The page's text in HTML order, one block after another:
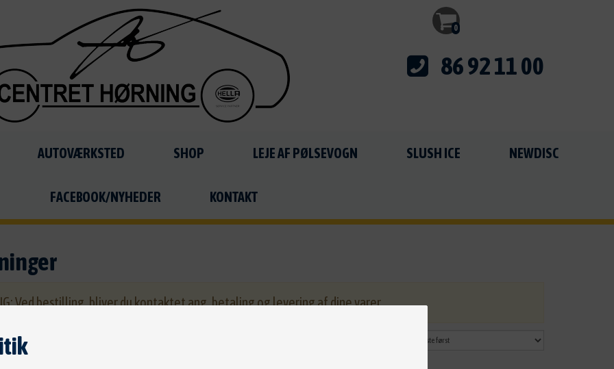
86 92 11 00
AUTOVÆRKSTED SHOP LEJE AF PØLSEVOGN SLUSH ICE NEWDISC
FACEBOOK/NYHEDER KONTAKT
Ved bestilling, bliver du kontaktet ang. betaling og levering af dine varer.
0